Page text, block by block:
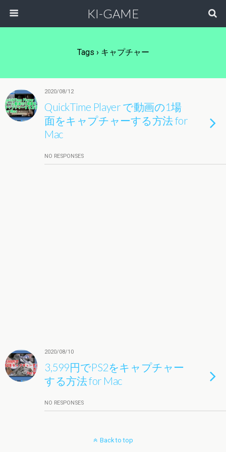
KI-GAME
Tags › キャプチャー
2020/08/12
QuickTime Player で動画の1場
面をキャプチャーする方法 for
Mac
NO RESPONSES
2020/08/10
3,599円でPS2をキャプチャー
する方法 for Mac
NO RESPONSES
Back to top